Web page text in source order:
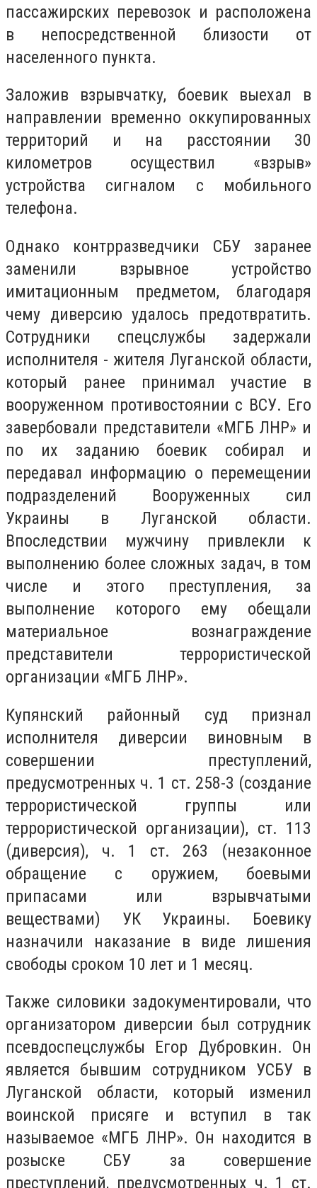
пассажирских перевозок и расположена
в непосредственной близости от
населенного пункта.
Заложив взрывчатку, боевик выехал в
направлении временно оккупированных
территорий и на расстоянии 30
километров осуществил «взрыв»
устройства сигналом с мобильного
телефона.
Однако контрразведчики СБУ заранее
заменили взрывное устройство
имитационным предметом, благодаря
чему диверсию удалось предотвратить.
Сотрудники спецслужбы задержали
исполнителя - жителя Луганской области,
который ранее принимал участие в
вооруженном противостоянии с ВСУ. Его
завербовали представители «МГБ ЛНР» и
по их заданию боевик собирал и
передавал информацию о перемещении
подразделений Вооруженных сил
Украины в Луганской области.
Впоследствии мужчину привлекли к
выполнению более сложных задач, в том
числе и этого преступления, за
выполнение которого ему обещали
материальное вознаграждение
представители террористической
организации «МГБ ЛНР».
Купянский районный суд признал
исполнителя диверсии виновным в
совершении преступлений,
предусмотренных ч. 1 ст. 258-3 (создание
террористической группы или
террористической организации), ст. 113
(диверсия), ч. 1 ст. 263 (незаконное
обращение с оружием, боевыми
припасами или взрывчатыми
веществами) УК Украины. Боевику
назначили наказание в виде лишения
свободы сроком 10 лет и 1 месяц.
Также силовики задокументировали, что
организатором диверсии был сотрудник
псевдоспецслужбы Егор Дубровкин. Он
является бывшим сотрудником УСБУ в
Луганской области, который изменил
воинской присяге и вступил в так
называемое «МГБ ЛНР». Он находится в
розыске СБУ за совершение
преступлений, предусмотренных ч. 1 ст.